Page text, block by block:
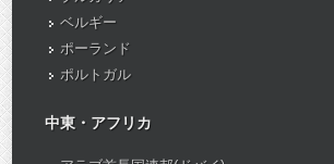
ベルギー
ポーランド
ポルトガル
中東・アフリカ